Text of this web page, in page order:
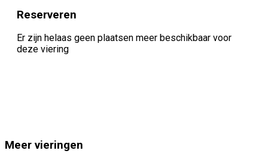
Reserveren
Er zijn helaas geen plaatsen meer beschikbaar voor
deze viering
Meer vieringen